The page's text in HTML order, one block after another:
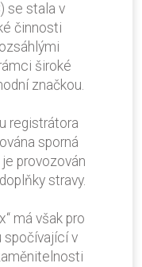
se stala v
činnosti
široké
značkou.
registrátora
sporná
provozován
stravy.
má však pro
spočívající v